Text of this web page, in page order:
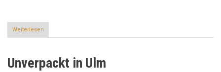
Weiterlesen
Wieviel
denn
Unverpackt in Ulm